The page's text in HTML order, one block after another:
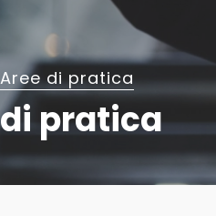
Aree di pratica
pratica